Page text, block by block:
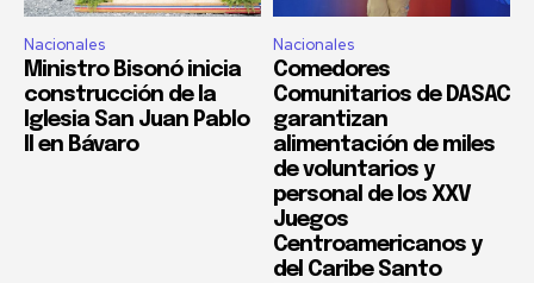
Nacionales
Ministro Bisonó inicia
construcción de la
Iglesia San Juan Pablo
II en Bávaro
Nacionales
Comedores
Comunitarios de DASAC
garantizan
alimentación de miles
de voluntarios y
personal de los XXV
Juegos
Centroamericanos y
del Caribe Santo